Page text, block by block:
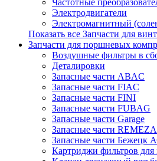
Частотные
Электродвигатели
Электромагнитный
Показать все Запчасти для
Запчасти для поршневых
Воздушные фильтры в
Деталировки
Запасные части ABAC
Запасные части FIAC
Запасные части FINI
Запасные части FUBAG
Запасные части Garage
Запасные части
Запасные части Бежецк
Картриджи фильтров для